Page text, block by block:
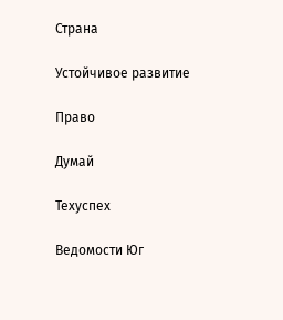
Страна
Устойчивое развитие
Право
Думай
Техуспех
Ведомости Юг